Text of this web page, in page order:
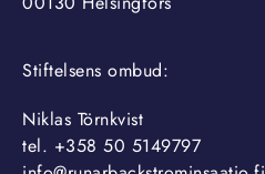
Stiftelsens ombud:
Niklas Törnkvist
tel. +358 50 5149797